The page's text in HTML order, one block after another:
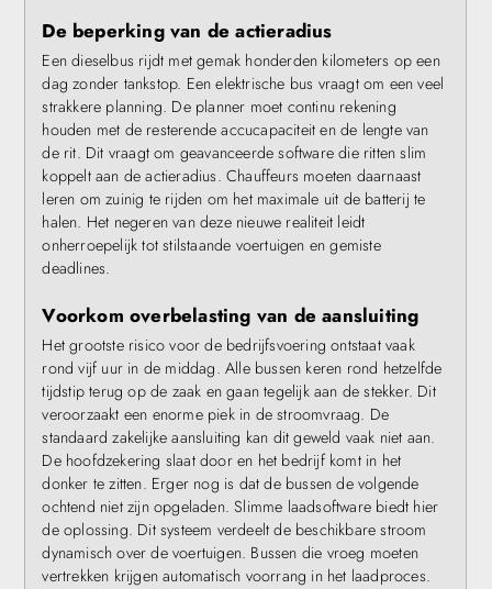
De beperking van de actieradius
Een dieselbus rijdt met gemak honderden kilometers op een
dag zonder tankstop. Een elektrische bus vraagt om een veel
strakkere planning. De planner moet continu rekening
houden met de resterende accucapaciteit en de lengte van
de rit. Dit vraagt om geavanceerde software die ritten slim
koppelt aan de actieradius. Chauffeurs moeten daarnaast
leren om zuinig te rijden om het maximale uit de batterij te
halen. Het negeren van deze nieuwe realiteit leidt
onherroepelijk tot stilstaande voertuigen en gemiste
deadlines.
Voorkom overbelasting van de aansluiting
Het grootste risico voor de bedrijfsvoering ontstaat vaak
rond vijf uur in de middag. Alle bussen keren rond hetzelfde
tijdstip terug op de zaak en gaan tegelijk aan de stekker. Dit
veroorzaakt een enorme piek in de stroomvraag. De
standaard zakelijke aansluiting kan dit geweld vaak niet aan.
De hoofdzekering slaat door en het bedrijf komt in het
donker te zitten. Erger nog is dat de bussen de volgende
ochtend niet zijn opgeladen. Slimme laadsoftware biedt hier
de oplossing. Dit systeem verdeelt de beschikbare stroom
dynamisch over de voertuigen. Bussen die vroeg moeten
vertrekken krijgen automatisch voorrang in het laadproces.